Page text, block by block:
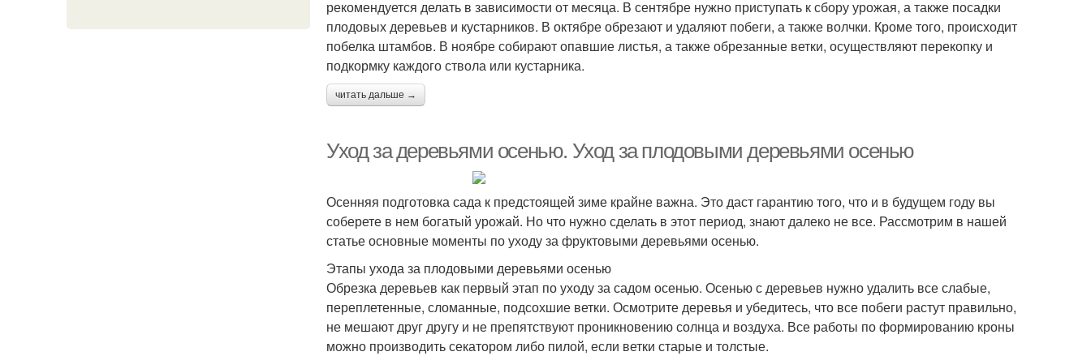
рекомендуется делать в зависимости от месяца. В сентябре нужно приступать к сбору урожая, а также посадки
плодовых деревьев и кустарников. В октябре обрезают и удаляют побеги, а также волчки. Кроме того, происходит
побелка штамбов. В ноябре собирают опавшие листья, а также обрезанные ветки, осуществляют перекопку и
подкормку каждого ствола или кустарника.
читать дальше →
Уход за деревьями осенью. Уход за плодовыми деревьями осенью
Осенняя подготовка сада к предстоящей зиме крайне важна. Это даст гарантию того, что и в будущем году вы
соберете в нем богатый урожай. Но что нужно сделать в этот период, знают далеко не все. Рассмотрим в нашей
статье основные моменты по уходу за фруктовыми деревьями осенью.
Этапы ухода за плодовыми деревьями осенью
Обрезка деревьев как первый этап по уходу за садом осенью. Осенью с деревьев нужно удалить все слабые,
переплетенные, сломанные, подсохшие ветки. Осмотрите деревья и убедитесь, что все побеги растут правильно,
не мешают друг другу и не препятствуют проникновению солнца и воздуха. Все работы по формированию кроны
можно производить секатором либо пилой, если ветки старые и толстые.